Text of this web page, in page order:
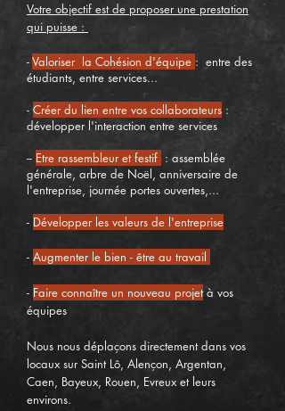
Votre objectif est de proposer une prestation
qui puisse :
-Valoriser la Cohésion d'équipe : entre des
étudiants, entre services...
- Créer du lien entre vos collaborateurs :
développer l'interaction entre services
-- Etre rassembleur et festif : assemblée
générale, arbre de Noël, anniversaire de
l'entreprise, journée portes ouvertes,...
- Développer les valeurs de l'entreprise
- Augmenter le bien - être au travail
- Faire connaître un nouveau projetà vos
équipes
Nous nous déplaçons directement dans vos
locaux sur Saint Lô, Alençon, Argentan,
Caen, Bayeux, Rouen, Evreux et leurs
environs.